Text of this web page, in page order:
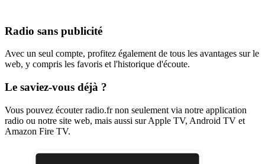
Radio sans publicité
Avec un seul compte, profitez également de tous les avantages sur le
web, y compris les favoris et l'historique d'écoute.
Le saviez-vous déjà ?
Vous pouvez écouter radio.fr non seulement via notre application
radio ou notre site web, mais aussi sur Apple TV, Android TV et
Amazon Fire TV.